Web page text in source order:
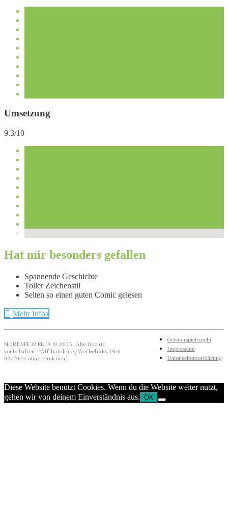
Umsetzung
9.3/10
Hat mir besonders gefallen
Spannende Geschichte
Toller Zeichenstil
Selten so einen guten Comic gelesen
Mehr Infos
NORDSEE.MEDIA © 2025. Alle Rechte
vorbehalten. *Affiliatelinks/Werbelinks (Seit
02/2025 ohne Funktion)
Gewinnspielregeln
Impressum
Datenschutzerklärung
Diese Website benutzt Cookies. Wenn du die Website weiter nutzt,
gehen wir von deinem Einverständnis aus. OK